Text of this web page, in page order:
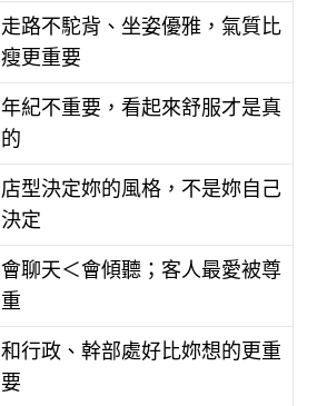
走路不駝背、坐姿優雅，氣質比
瘦更重要
年紀不重要，看起來舒服才是真
的
店型決定妳的風格，不是妳自己
決定
會聊天＜會傾聽；客人最愛被尊
重
和行政、幹部處好比妳想的更重
要